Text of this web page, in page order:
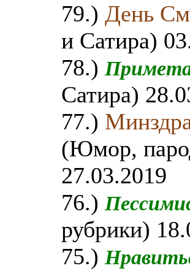
79.) День
и Сатира)
78.)
Сатира)
77.)
(Юмор,
27.03.2019
76.)
рубрики)
75.)